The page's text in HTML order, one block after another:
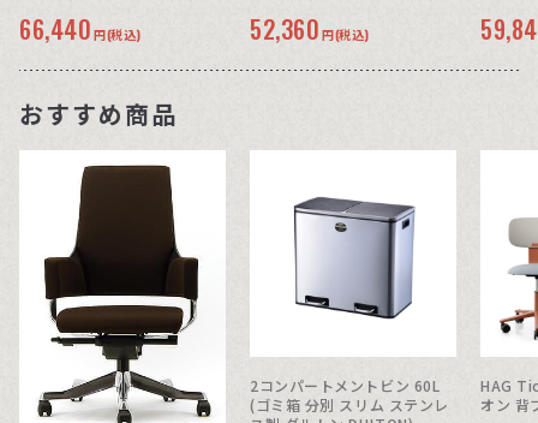
66,440 円(税込) 52,360 円(税込)
おすすめ商品
2コンパートメントビン 60L
(ゴミ箱 分別 スリム ステンレ
HAG
オン 背